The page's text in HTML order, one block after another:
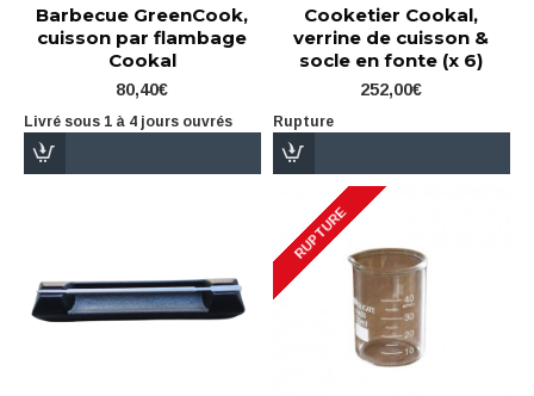
Barbecue GreenCook,
cuisson par flambage
Cookal
80,40€
Livré sous 1 à 4 jours ouvrés
Cooketier Cookal,
verrine de cuisson &
socle en fonte (x 6)
252,00€
Rupture
RUPTURE